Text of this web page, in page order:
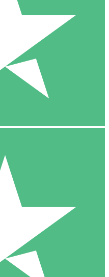
descarga. Sin compromiso
00
00